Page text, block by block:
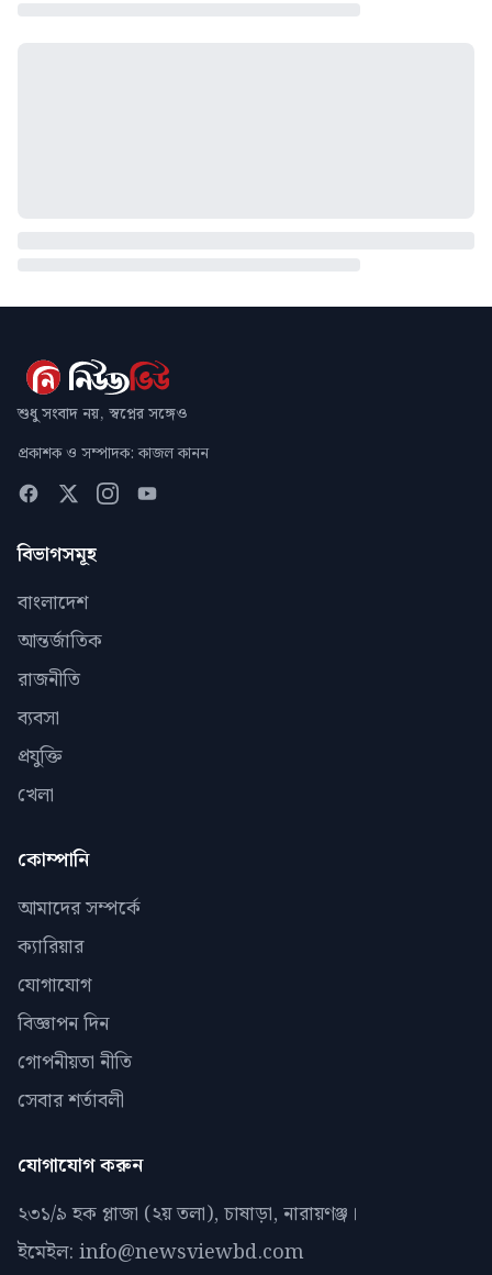
শুধু সংবাদ নয়, স্বপ্নের সঙ্গেও
প্রকাশক ও সম্পাদক: কাজল কানন
বিভাগসমূহ
বাংলাদেশ
আন্তর্জাতিক
রাজনীতি
ব্যবসা
প্রযুক্তি
খেলা
কোম্পানি
আমাদের সম্পর্কে
ক্যারিয়ার
যোগাযোগ
বিজ্ঞাপন দিন
গোপনীয়তা নীতি
সেবার শর্তাবলী
যোগাযোগ করুন
২৩১/৯ হক প্লাজা (২য় তলা), চাষাড়া, নারায়ণঞ্জ।
ইমেইল: info@newsviewbd.com